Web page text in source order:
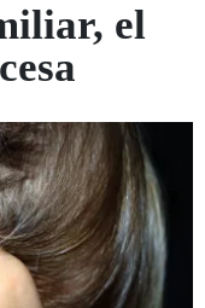
el